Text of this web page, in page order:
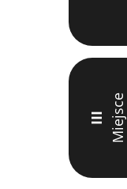
III Miejsce